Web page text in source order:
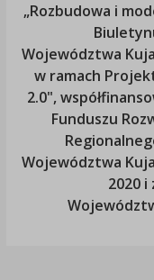
„Rozbudowa i
Województwa
w ramach
2.0",
Funduszu
Województwa
2020